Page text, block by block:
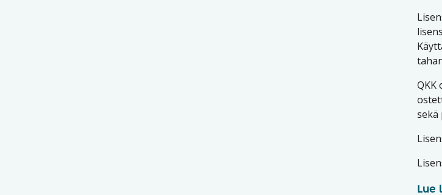
QKK
sekä
Lue